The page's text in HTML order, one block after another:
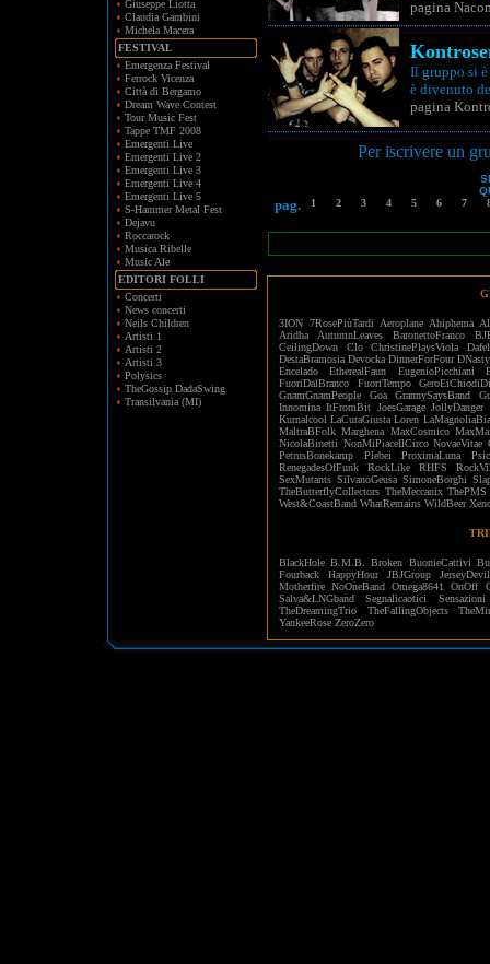
Giuseppe Liotta
Claudia Gambini
Michela Macera
FESTIVAL
Emergenza Festival
Ferrock Vicenza
Città di Bergamo
Dream Wave Contest
Tour Music Fest
Tappe TMF 2008
Emergenti Live
Emergenti Live 2
Emergenti Live 3
Emergenti Live 4
Emergenti Live 5
S-Hammer Metal Fest
Dejavu
Roccarock
Musica Ribelle
Music Ale
EDITORI FOLLI
Concerti
News concerti
Neils Children
Artisti 1
Artisti 2
Artisti 3
Polysics
TheGossip DadaSwing
Transilvania (MI)
pagina
Il gruppo si
è divenuto
pagina
Per iscrivere un
pag. 1 2 3 4 5 6 7
3ION 7RosePiùTardi Aeroplane Ahiphema
Aridha
AutumnLeaves BaronettoFranco
CeilingDown
Clo ChristinePlaysViola
DestaBramosia Devocka DinnerForFour DNasty
Encelado
EtherealFaun EugenioPicchiani
FuoriDalBranco
FuoriTempo
GnamGnamPeople
Goa GrannySaysBand
Innomina ItFromBit JoesGarage JollyDanger
Kurnalcool LaCuraGiusta Loren
MaltraBFolk Marghena MaxCosmico
NicolaBinetti NonMiPiaceIlCirco NovaeVitae
PetrusBonekamp
Plebei ProximaLuna
RenegadesOfFunk
RockLike RHFS
SexMutants SilvanoGeusa SimoneBorghi
TheButterflyCollectors TheMeccanix ThePMS
West&CoastBand WhatRemains WildBeer
BlackHole B.M.B. Broken BuonieCattivi
Fourback
HappyHour JBJGroup
Motherfire NoOneBand Omega8641 OnOff
Salva&LNGbandSegnalicaotici
Sensazioni
TheDreamingTrio
TheFallingObjects
YankeeRose ZeroZero